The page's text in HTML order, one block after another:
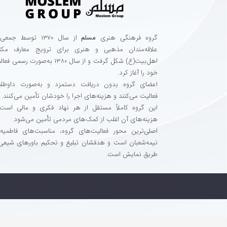
گروه فرهنگی هنری مسلم
از سال ۱۳۷۰ توسط
علاقه‌مندان مذهبی و هنری برای ترویج معارف
اهل‌بیت(ع) شکل گرفت و از سال ۱۳۸۰ به‌صورت
خود را آغاز کرد.
اعضای گروه بدون دریافت دستمزد و به‌صورت
فعالیت می‌کنند و هزینه‌های اجرا را خودشان تأمین می‌کنند.
این گروه کاملاً مستقل از هر نهاد فکری و مالی
هزینه‌های آن اغلب از کمک‌های مردمی تأمین می‌شود.
اصلی‌ترین محور فعالیت‌های گروه، مناسبت‌های
نیمه‌شعبان است و هدفشان تبلیغ و تحکیم باورهای
طریق نمایش است.